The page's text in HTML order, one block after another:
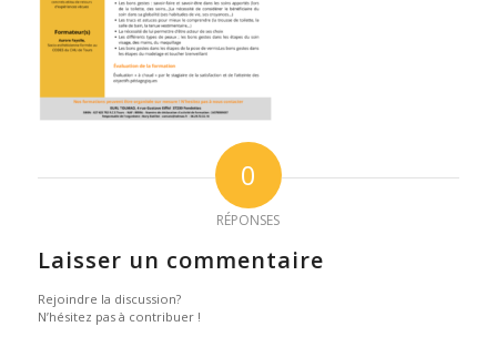
0
RÉPONSES
Laisser un commentaire
Rejoindre la discussion?
N’hésitez pas à contribuer !